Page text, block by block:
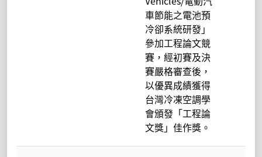
車節能之電池預
冷卻系統研發」
參加工程論文競
賽，經初賽及決
賽嚴格審查後，
以優異成績獲得
台灣冷凍空調學
會頒發「工程論
文獎」佳作獎。